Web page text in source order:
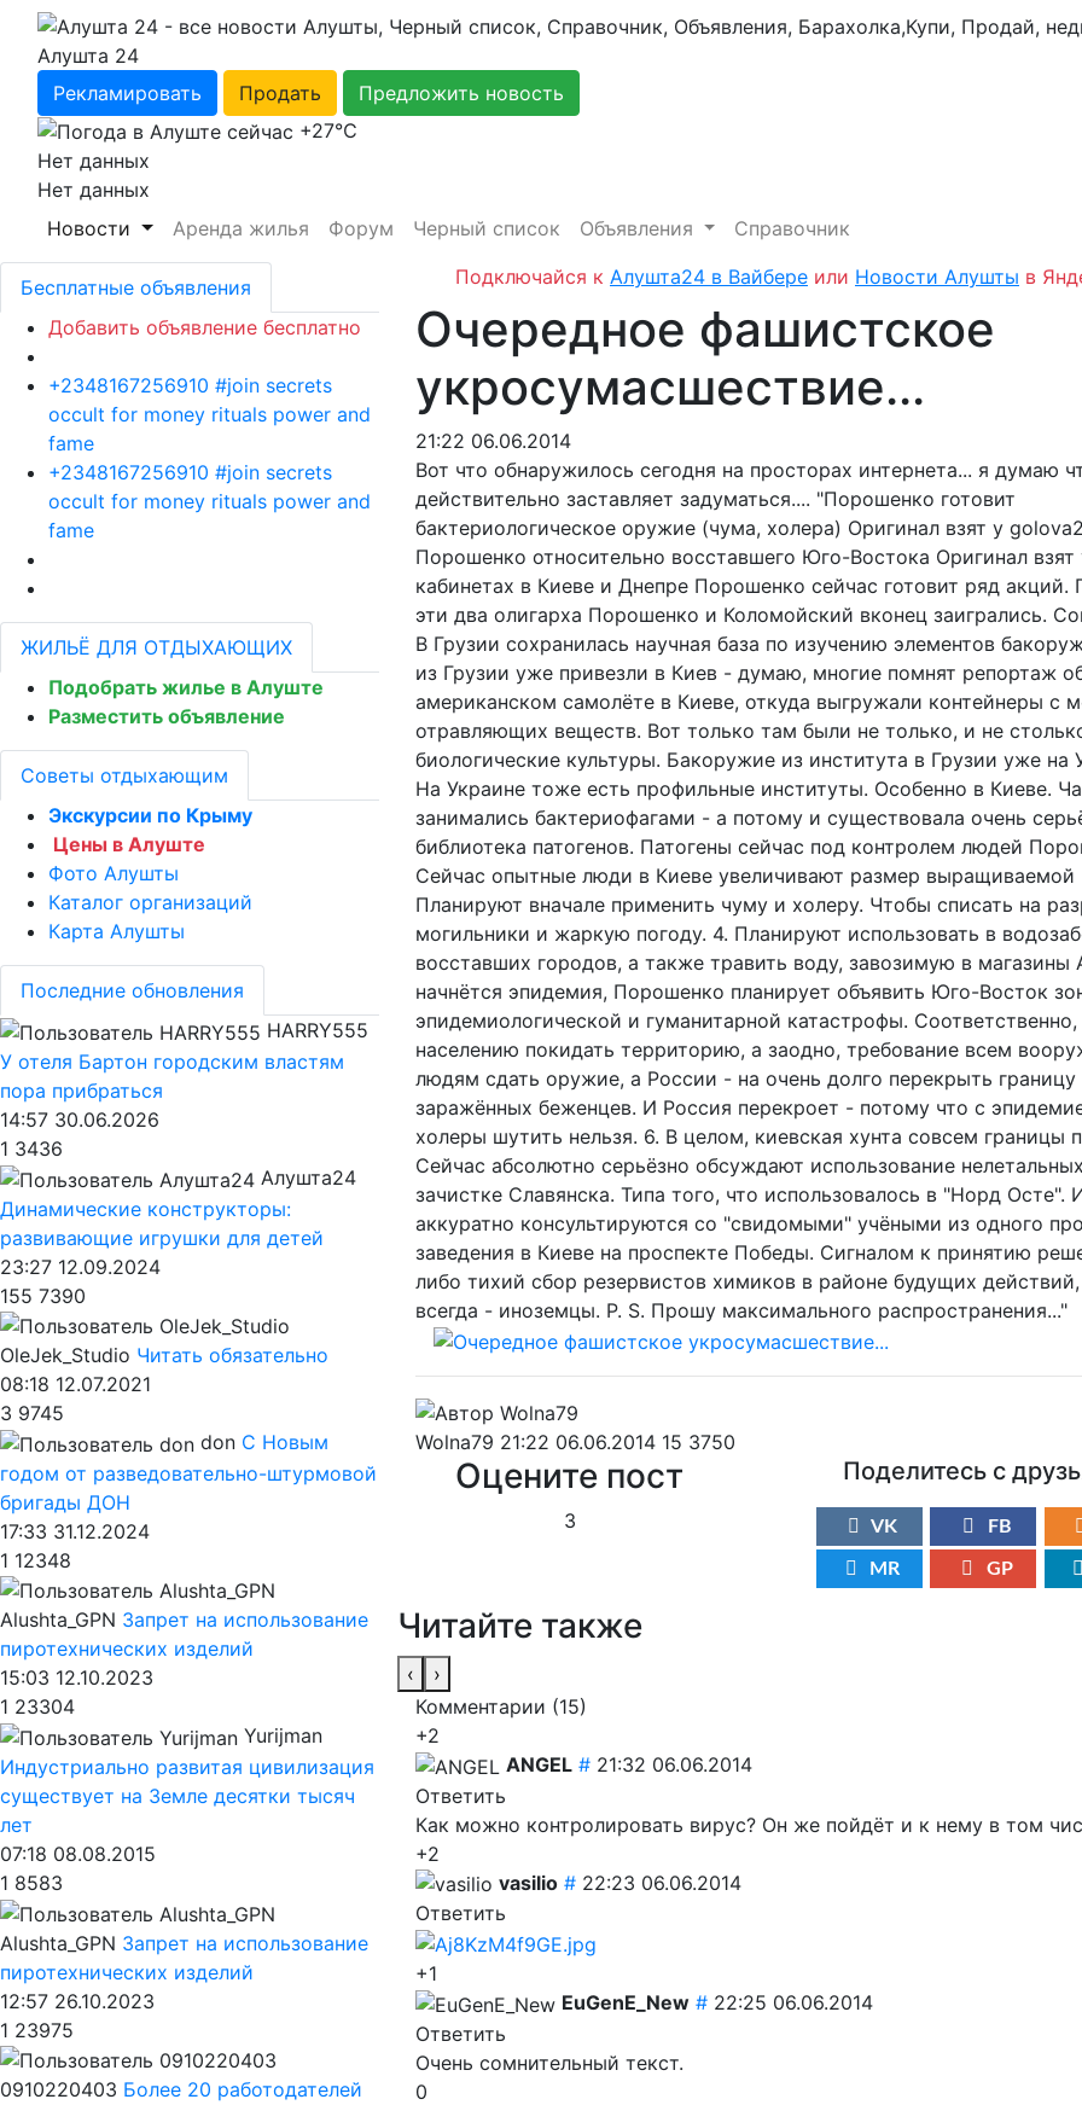
Алушта 24
Рекламировать
Продать
Предложить новость
+27℃
Нет данных
Нет данных
Новости
Аренда жилья Форум Черный список Объявления
Справочник
Подключайся к Алушта24 в Вайбере или Новости Алушты в
Очередное фашистское
укросумасшествие...
21:22 06.06.2014
Вот что обнаружилось сегодня на просторах интернета... я думаю
действительно заставляет задуматься.... "Порошенко готовит
бактериологическое оружие (чума, холера) Оригинал взят у
Порошенко относительно восставшего Юго-Востока Оригинал взят
кабинетах в Киеве и Днепре Порошенко сейчас готовит ряд акций.
эти два олигарха Порошенко и Коломойский вконец заигрались.
В Грузии сохранилась научная база по изучению элементов
из Грузии уже привезли в Киев - думаю, многие помнят репортаж
американском самолёте в Киеве, откуда выгружали контейнеры с
отравляющих веществ. Вот только там были не только, и не
биологические культуры. Бакоружие из института в Грузии уже на
На Украине тоже есть профильные институты. Особенно в Киеве.
занимались бактериофагами - а потому и существовала очень
библиотека патогенов. Патогены сейчас под контролем людей
Сейчас опытные люди в Киеве увеличивают размер выращиваемой
Планируют вначале применить чуму и холеру. Чтобы списать на
могильники и жаркую погоду. 4. Планируют использовать в
восставших городов, а также травить воду, завозимую в магазины
начнётся эпидемия, Порошенко планирует объявить Юго-Восток
эпидемиологической и гуманитарной катастрофы. Соответственно,
населению покидать территорию, а заодно, требование всем
людям сдать оружие, а России - на очень долго перекрыть границу
заражённых беженцев. И Россия перекроет - потому что с
холеры шутить нельзя. 6. В целом, киевская хунта совсем границы
Сейчас абсолютно серьёзно обсуждают использование
зачистке Славянска. Типа того, что использовалось в "Норд Осте".
аккуратно консультируются со "свидомыми" учёными из одного
заведения в Киеве на проспекте Победы. Сигналом к принятию
либо тихий сбор резервистов химиков в районе будущих
всегда - иноземцы. P. S. Прошу максимального распространения..."
Wolna79 21:22 06.06.2014 15 3750
Оцените пост
3
Поделитесь с
VK FB
MR GP
Читайте также
‹
›
Комментарии (15)
+2
ANGEL # 21:32 06.06.2014
Ответить
Как можно контролировать вирус? Он же пойдёт и к нему в том
+2
vasilio # 22:23 06.06.2014
Ответить
+1
EuGenE_New # 22:25 06.06.2014
Ответить
Очень сомнительный текст.
0
Бесплатные объявления
Добавить объявление бесплатно
+2348167256910 #join secrets
occult for money rituals power and
fame
+2348167256910 #join secrets
occult for money rituals power and
fame
ЖИЛЬЁ ДЛЯ ОТДЫХАЮЩИХ
Подобрать жилье в Алуште
Разместить объявление
Советы отдыхающим
Экскурсии по Крыму
Цены в Алуште
Фото Алушты
Каталог организаций
Карта Алушты
Последние обновления
HARRY555
У отеля Бартон городским властям
пора прибраться
14:57 30.06.2026
1 3436
Алушта24
Динамические конструкторы:
развивающие игрушки для детей
23:27 12.09.2024
155 7390
OleJek_Studio Читать обязательно
08:18 12.07.2021
3 9745
don С Новым
годом от разведовательно-штурмовой
бригады ДОН
17:33 31.12.2024
1 12348
Alushta_GPN Запрет на использование
пиротехнических изделий
15:03 12.10.2023
1 23304
Yurijman
Индустриально развитая цивилизация
существует на Земле десятки тысяч
лет
07:18 08.08.2015
1 8583
Alushta_GPN Запрет на использование
пиротехнических изделий
12:57 26.10.2023
1 23975
0910220403 Более 20 работодателей